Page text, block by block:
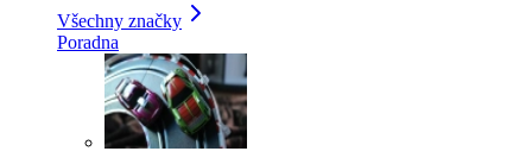
Všechny značky
Poradna